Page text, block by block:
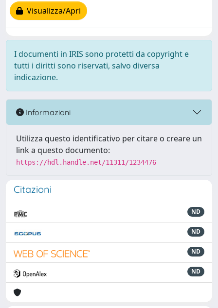
Visualizza/Apri
I documenti in IRIS sono protetti da copyright e
tutti i diritti sono riservati, salvo diversa
indicazione.
Informazioni
Utilizza questo identificativo per citare o creare un
link a questo documento:
https://hdl.handle.net/11311/1234476
Citazioni
ND
ND
ND
ND